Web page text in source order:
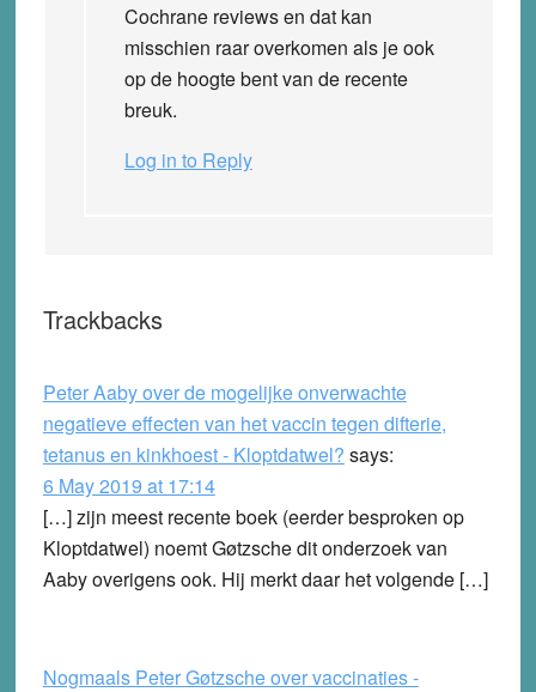
Cochrane reviews en dat kan
misschien raar overkomen als je ook
op de hoogte bent van de recente
breuk.
Log in to Reply
Trackbacks
Peter Aaby over de mogelijke onverwachte
negatieve effecten van het vaccin tegen difterie,
tetanus en kinkhoest - Kloptdatwel? says:
6 May 2019 at 17:14
[…] zijn meest recente boek (eerder besproken op
Kloptdatwel) noemt Gøtzsche dit onderzoek van
Aaby overigens ook. Hij merkt daar het volgende […]
Nogmaals Peter Gøtzsche over vaccinaties -